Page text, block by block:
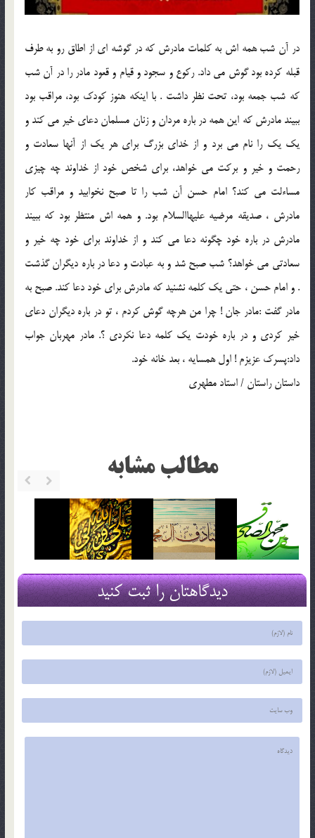
در آن شب همه اش به كلمات مادرش كه در گوشه اي از اطاق رو به طرف
قبله كرده بود گوش مي داد. ركوع و سجود و قيام و قعود مادر را در آن شب
كه شب جمعه بود، تحت نظر داشت . با اينكه هنوز كودك بود، مراقب بود
ببيند مادرش كه اين همه در باره مردان و زنان مسلمان دعاي خير مي كند و
يك يك را نام مي برد و از خداي بزرگ براي هر يك از آنها سعادت و
رحمت و خير و بركت مي خواهد، براي شخص خود از خداوند چه چيزي
مساءلت مي كند؟ امام حسن آن شب را تا صبح نخوابيد و مراقب كار
مادرش ، صديقه مرضيه عليهاالسلام بود. و همه اش منتظر بود كه ببيند
مادرش در باره خود چگونه دعا مي كند و از خداوند براي خود چه خير و
سعادتي مي خواهد؟ شب صبح شد و به عبادت و دعا در باره ديگران گذشت
. و امام حسن ، حتي يك كلمه نشنيد كه مادرش براي خود دعا كند. صبح به
مادر گفت :مادر جان ! چرا من هرچه گوش كردم ، تو در باره ديگران دعاي
خير كردي و در باره خودت يك كلمه دعا نكردي ؟. مادر مهربان جواب
داد:پسرك عزيزم ! اول همسايه ، بعد خانه خود.
داستان راستان / استاد مطهري
مطالب مشابه
دیدگاهتان را ثبت کنید